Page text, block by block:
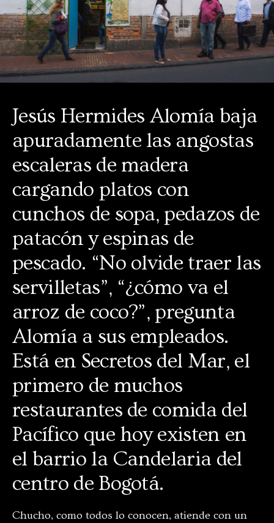
Jesús Hermides Alomía baja
apuradamente las angostas
escaleras de madera
cargando platos con
cunchos de sopa, pedazos de
patacón y espinas de
pescado. “No olvide traer las
servilletas”, “¿cómo va el
arroz de coco?”, pregunta
Alomía a sus empleados.
Está en Secretos del Mar, el
primero de muchos
restaurantes de comida del
Pacífico que hoy existen en
el barrio la Candelaria del
centro de Bogotá.
Chucho, como todos lo conocen, atiende con un